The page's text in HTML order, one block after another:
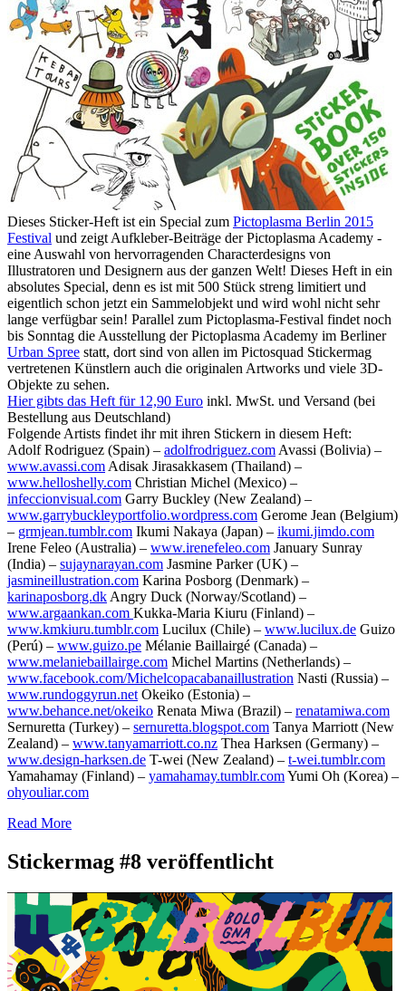
Dieses Sticker-Heft ist ein Special zum Pictoplasma Berlin 2015
Festival und zeigt Aufkleber-Beiträge der Pictoplasma Academy -
eine Auswahl von hervorragenden Characterdesigns von
Illustratoren und Designern aus der ganzen Welt! Dieses Heft in ein
absolutes Special, denn es ist mit 500 Stück streng limitiert und
eigentlich schon jetzt ein Sammelobjekt und wird wohl nicht sehr
lange verfügbar sein! Parallel zum Pictoplasma-Festival findet noch
bis Sonntag die Ausstellung der Pictoplasma Academy im Berliner
Urban Spree statt, dort sind von allen im Pictosquad Stickermag
vertretenen Künstlern auch die originalen Artworks und viele 3D-
Objekte zu sehen.
Hier gibts das Heft für 12,90 Euro inkl. MwSt. und Versand (bei
Bestellung aus Deutschland)
Folgende Artists findet ihr mit ihren Stickern in diesem Heft:
Adolf Rodriguez (Spain) – adolfrodriguez.com Avassi (Bolivia) –
www.avassi.com Adisak Jirasakkasem (Thailand) –
www.helloshelly.com Christian Michel (Mexico) –
infeccionvisual.com Garry Buckley (New Zealand) –
www.garrybuckleyportfolio.wordpress.com Gerome Jean (Belgium)
– grmjean.tumblr.com Ikumi Nakaya (Japan) – ikumi.jimdo.com
Irene Feleo (Australia) – www.irenefeleo.com January Sunray
(India) – sujaynarayan.com Jasmine Parker (UK) –
jasmineillustration.com Karina Posborg (Denmark) –
karinaposborg.dk Angry Duck (Norway/Scotland) –
www.argaankan.com Kukka-Maria Kiuru (Finland) –
www.kmkiuru.tumblr.com Lucilux (Chile) – www.lucilux.de Guizo
(Perú) – www.guizo.pe Mélanie Baillairgé (Canada) –
www.melaniebaillairge.com Michel Martins (Netherlands) –
www.facebook.com/Michelcopacabanaillustration Nasti (Russia) –
www.rundoggyrun.net Okeiko (Estonia) –
www.behance.net/okeiko Renata Miwa (Brazil) – renatamiwa.com
Sernuretta (Turkey) – sernuretta.blogspot.com Tanya Marriott (New
Zealand) – www.tanyamarriott.co.nz Thea Harksen (Germany) –
www.design-harksen.de T-wei (New Zealand) – t-wei.tumblr.com
Yamahamay (Finland) – yamahamay.tumblr.comYumi Oh (Korea) –
ohyouliar.com
Read More
Stickermag #8 veröffentlicht